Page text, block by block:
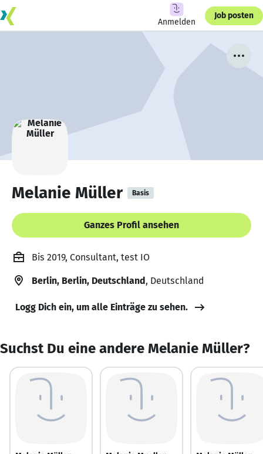
Anmelden
Job posten
Melanie Müller Basis
Ganzes Profil ansehen
Bis 2019, Consultant, test IO
Berlin, Berlin, Deutschland, Deutschland
Logg Dich ein, um alle Einträge zu sehen.
Suchst Du eine andere Melanie Müller?